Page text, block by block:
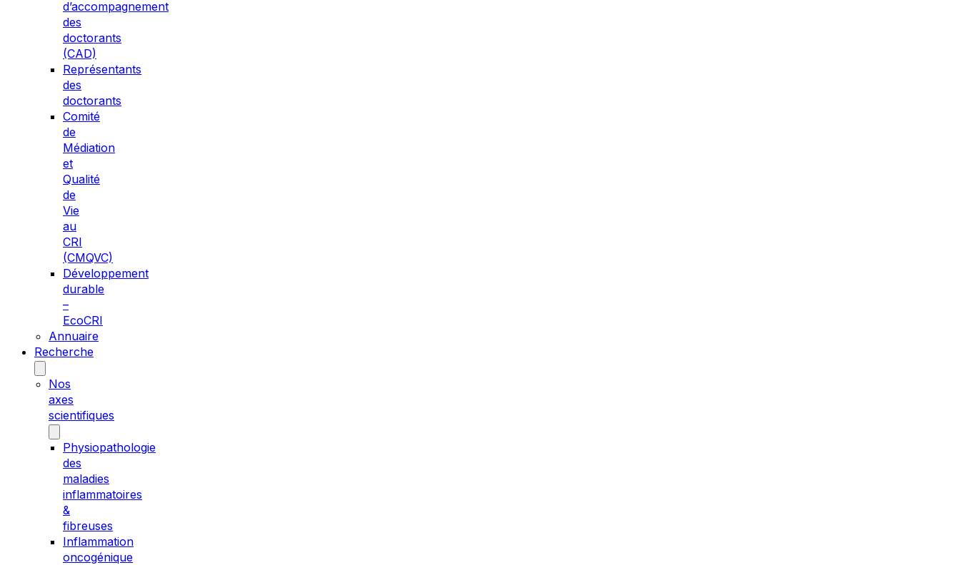
d’accompagnement
des
doctorants
(CAD)
Représentants
des
doctorants
Comité
de
Médiation
et
Qualité
de
Vie
au
CRI
(CMQVC)
Développement
durable
–
EcoCRI
Annuaire
Recherche
Nos
axes
scientifiques
Physiopathologie
des
maladies
inflammatoires
&
fibreuses
Inflammation
oncogénique